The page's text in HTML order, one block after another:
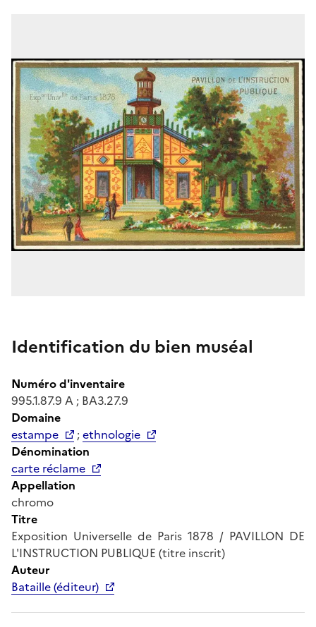
Identification du bien muséal
Numéro d'inventaire
995.1.87.9 A ; BA3.27.9
Domaine
estampe
;ethnologie
Dénomination
carte réclame
Appellation
chromo
Titre
Exposition Universelle de Paris 1878 / PAVILLON DE
L'INSTRUCTION PUBLIQUE (titre inscrit)
Auteur
Bataille (éditeur)